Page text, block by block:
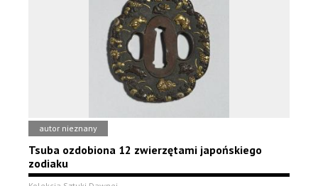
autor nieznany
Tsuba ozdobiona 12 zwierzętami japońskiego
zodiaku